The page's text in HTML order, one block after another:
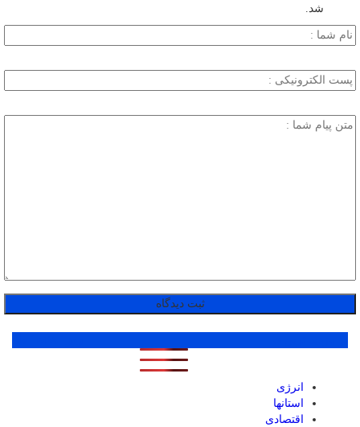
شد.
انرژی
استانها
اقتصادی